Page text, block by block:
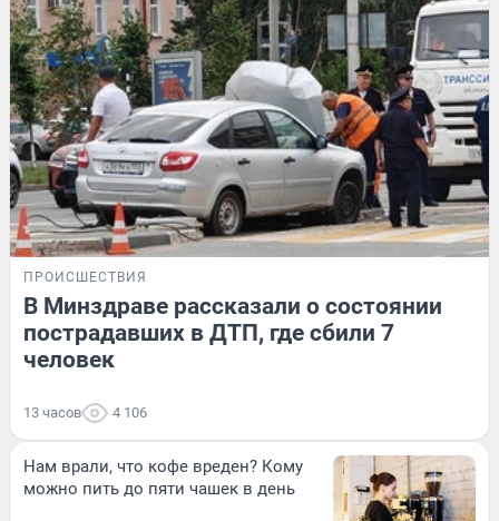
ПРОИСШЕСТВИЯ
В Минздраве рассказали о состоянии
пострадавших в ДТП, где сбили 7
человек
13 часов 4 106
Нам врали, что кофе вреден? Кому
можно пить до пяти чашек в день